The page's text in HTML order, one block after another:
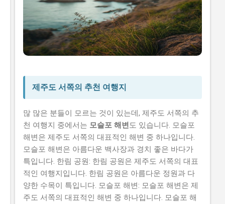
제주도 서쪽의 추천 여행지
많 많은 분들이 모르는 것이 있는데, 제주도 서쪽의 추
천 여행지 중에서는 모슬포 해변도 있습니다. 모슬포
해변은 제주도 서쪽의 대표적인 해변 중 하나입니다.
모슬포 해변은 아름다운 백사장과 경치 좋은 바다가
특입니다. 한림 공원: 한림 공원은 제주도 서쪽의 대표
적인 여행지입니다. 한림 공원은 아름다운 정원과 다
양한 수목이 특입니다. 모슬포 해변: 모슬포 해변은 제
주도 서쪽의 대표적인 해변 중 하나입니다. 모슬포 해